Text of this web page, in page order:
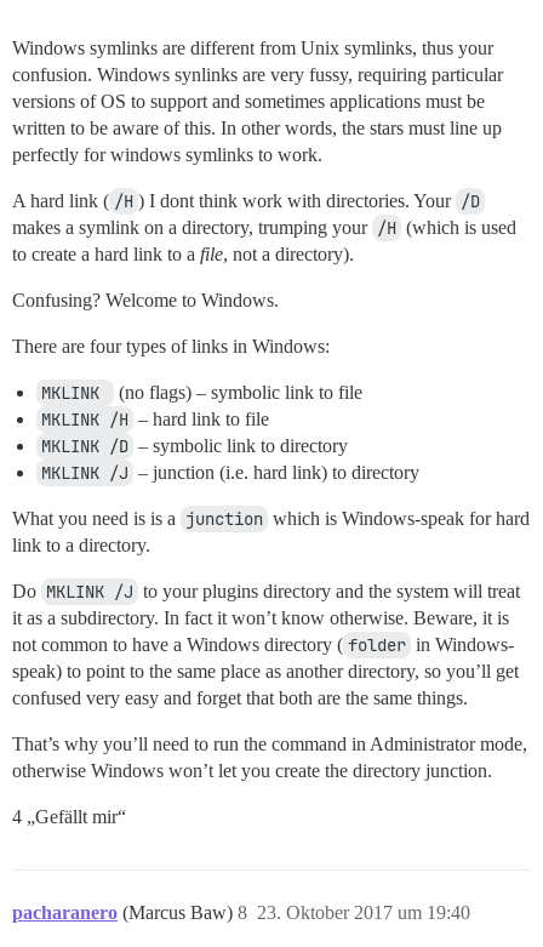
Windows symlinks are different from Unix symlinks, thus your
confusion. Windows synlinks are very fussy, requiring particular
versions of OS to support and sometimes applications must be
written to be aware of this. In other words, the stars must line up
perfectly for windows symlinks to work.
A hard link ( /H ) I dont think work with directories. Your /D
makes a symlink on a directory, trumping your /H (which is used
to create a hard link to a file, not a directory).
Confusing? Welcome to Windows.
There are four types of links in Windows:
MKLINK (no flags) – symbolic link to file
MKLINK /H – hard link to file
MKLINK /D – symbolic link to directory
MKLINK /J – junction (i.e. hard link) to directory
What you need is is a junction which is Windows-speak for hard
link to a directory.
Do MKLINK /J to your plugins directory and the system will treat
it as a subdirectory. In fact it won’t know otherwise. Beware, it is
not common to have a Windows directory ( folder in Windows-
speak) to point to the same place as another directory, so you’ll get
confused very easy and forget that both are the same things.
That’s why you’ll need to run the command in Administrator mode,
otherwise Windows won’t let you create the directory junction.
4 „Gefällt mir“
pacharanero (Marcus Baw) 23. Oktober 2017 um 19:40
8